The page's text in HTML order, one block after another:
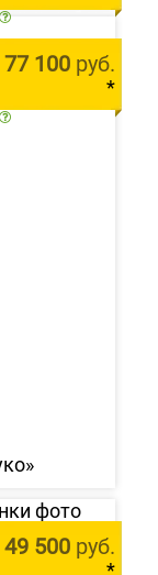
77 100 руб.
*
49 500 руб.
*